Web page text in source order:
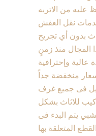
نقل العفش
بدون أي تجريح
المجال منذ زمنٍ
وإحترافية
فى جميع غرف
للاثاث بشكل
يتم البدء فى
المتعلقة بها